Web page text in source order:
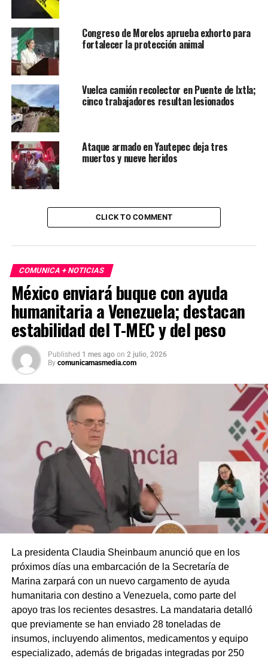
Congreso de Morelos aprueba exhorto para
fortalecer la protección animal
Vuelca camión recolector en Puente de Ixtla;
cinco trabajadores resultan lesionados
Ataque armado en Yautepec deja tres
muertos y nueve heridos
CLICK TO COMMENT
COMUNICA + NOTICIAS
México enviará buque con ayuda
humanitaria a Venezuela; destacan
estabilidad del T-MEC y del peso
Published 1 mes ago on 2 julio, 2026
By comunicamasmedia.com
La presidenta Claudia Sheinbaum anunció que en los
próximos días una embarcación de la Secretaría de
Marina zarpará con un nuevo cargamento de ayuda
humanitaria con destino a Venezuela, como parte del
apoyo tras los recientes desastres. La mandataria detalló
que previamente se han enviado 28 toneladas de
insumos, incluyendo alimentos, medicamentos y equipo
especializado, además de brigadas integradas por 250